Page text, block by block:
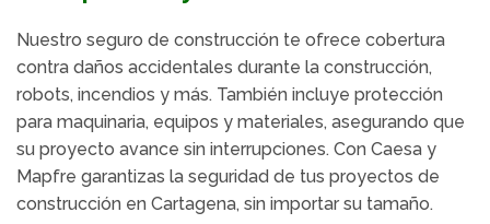
Nuestro seguro de construcción te ofrece cobertura
contra daños accidentales durante la construcción,
robots, incendios y más. También incluye protección
para maquinaria, equipos y materiales, asegurando que
su proyecto avance sin interrupciones. Con Caesa y
Mapfre garantizas la seguridad de tus proyectos de
construcción en Cartagena, sin importar su tamaño.